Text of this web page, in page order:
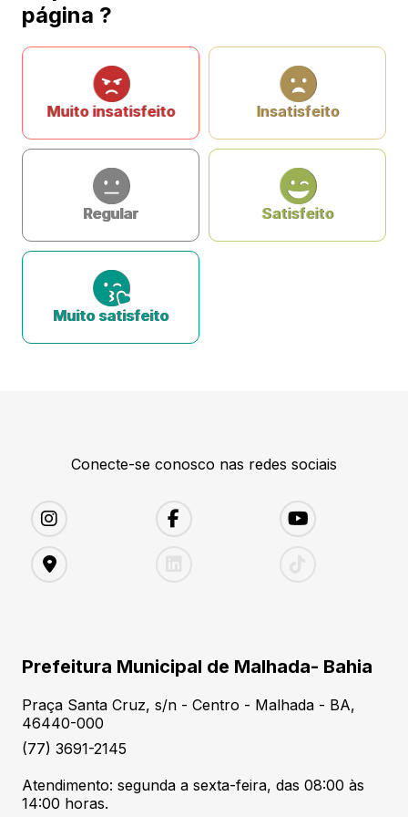
página ?
Muito insatisfeito Insatisfeito
Regular Satisfeito
Muito satisfeito
Conecte-se conosco nas redes sociais
Prefeitura Municipal de Malhada- Bahia
Praça Santa Cruz, s/n - Centro - Malhada - BA,
46440-000
(77) 3691-2145
Atendimento: segunda a sexta-feira, das 08:00 às
14:00 horas.